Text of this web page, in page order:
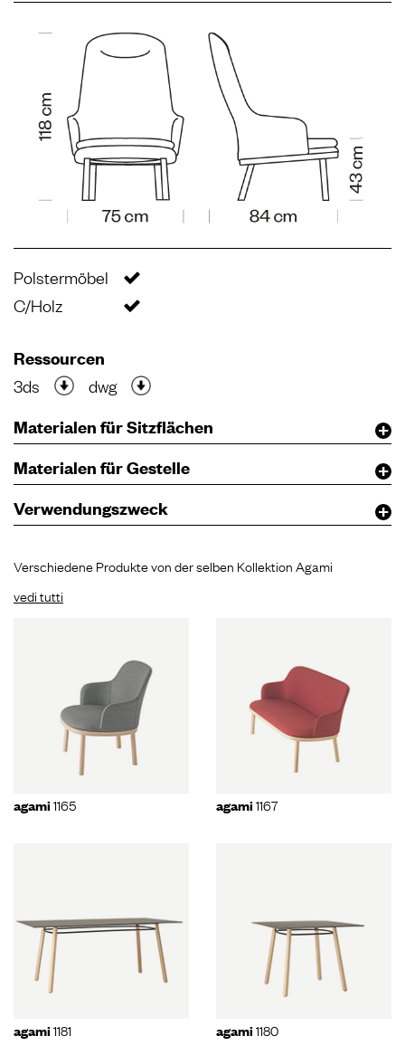
Polstermöbel
C/Holz
Ressourcen
3ds dwg
Materialen für Sitzflächen
Materialen für Gestelle
Verwendungszweck
Verschiedene Produkte von der selben Kollektion Agami
vedi tutti
agami1165 agami1167
agami1181 agami1180